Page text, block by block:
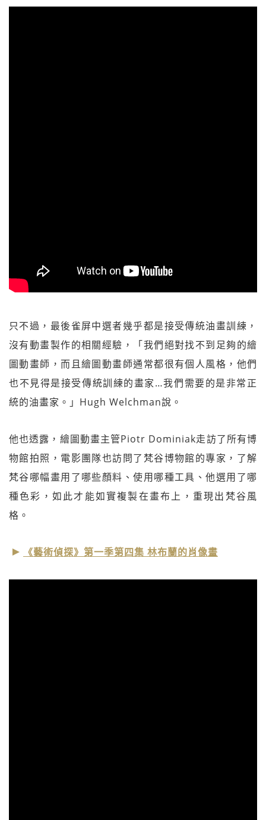
只不過，最後雀屏中選者幾乎都是接受傳統油畫訓練，
沒有動畫製作的相關經驗，「我們絕對找不到足夠的繪
圖動畫師，而且繪圖動畫師通常都很有個人風格，他們
也不見得是接受傳統訓練的畫家…我們需要的是非常正
統的油畫家。」Hugh Welchman說。
他也透露，繪圖動畫主管Piotr Dominiak走訪了所有博
物館拍照，電影團隊也訪問了梵谷博物館的專家，了解
梵谷哪幅畫用了哪些顏料、使用哪種工具、他選用了哪
種色彩，如此才能如實複製在畫布上，重現出梵谷風
格。
《藝術偵探》第一季第四集 林布蘭的肖像畫